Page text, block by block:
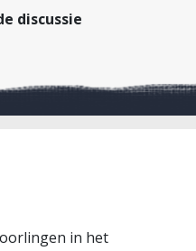
discussie
in het